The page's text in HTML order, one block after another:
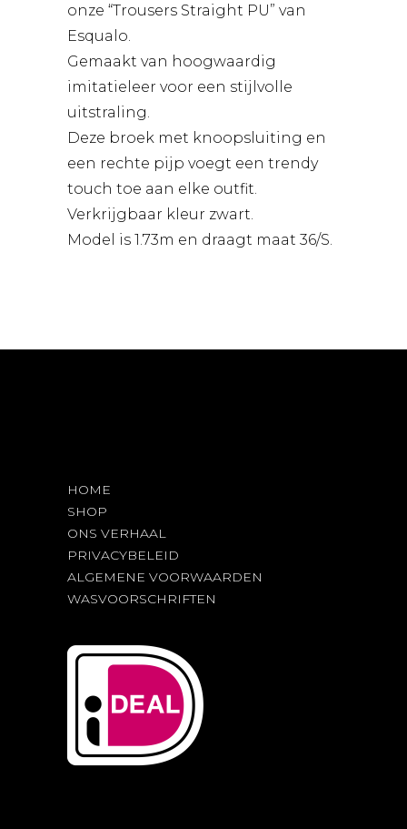
onze “Trousers Straight PU” van
Esqualo.
Gemaakt van hoogwaardig
imitatieleer voor een stijlvolle
uitstraling.
Deze broek met knoopsluiting en
een rechte pijp voegt een trendy
touch toe aan elke outfit.
Verkrijgbaar kleur zwart.
Model is 1.73m en draagt maat 36/S.
HOME
SHOP
ONS VERHAAL
PRIVACYBELEID
ALGEMENE VOORWAARDEN
WASVOORSCHRIFTEN